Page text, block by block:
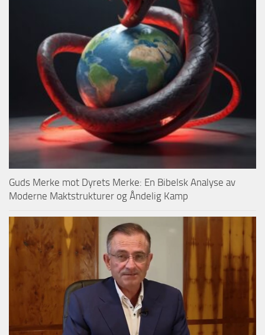
Guds Merke mot Dyrets Merke: En Bibelsk Analyse av
Moderne Maktstrukturer og Åndelig Kamp